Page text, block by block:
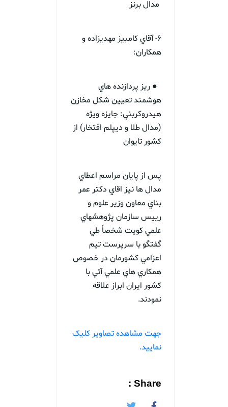
مدال برنز
6- آقاي كامبيز مهديزاده و
همكاران:
● ريز پردازنده هاي
هوشمند تعيين شكل مخازن
هيدروكربني: جايزه ويژه
(مدال طلا و ديپلم افتخار) از
كشور تايوان
پس از پايان مراسم اعطاي
مدال ها نيز اقاي دكتر عمر
بناي معاون وزير علوم و
رييس سازمان پژوهشهاي
علمي كويت شخصاً طي
گفتگو با سرپرست تيم
اعزامي كشورمان در خصوص
همكاري هاي علمي آتي با
كشور ايران ابراز علاقه
نمودند.
جهت مشاهده تصاویر کلیک
نمایید.
Share :